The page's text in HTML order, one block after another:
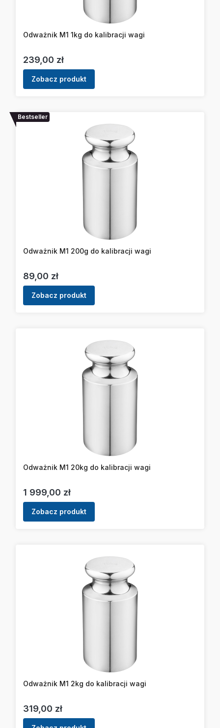
Odważnik M1 1kg do kalibracji wagi
Cena
239,00 zł
Zobacz produkt
Bestseller
Odważnik M1 200g do kalibracji wagi
Cena
89,00 zł
Zobacz produkt
Odważnik M1 20kg do kalibracji wagi
Cena
1 999,00 zł
Zobacz produkt
Odważnik M1 2kg do kalibracji wagi
Cena
319,00 zł